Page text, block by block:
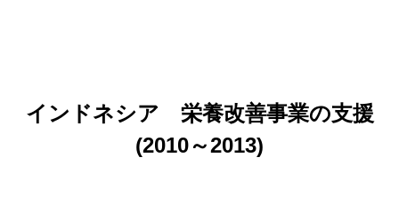
インドネシア 栄養改善事業の支援
(2010～2013)